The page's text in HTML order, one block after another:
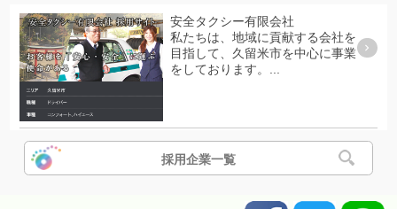
安全タクシー有限会社
私たちは、地域に貢献する会社を
目指して、久留米市を中心に事業
をしております。...
採用企業一覧